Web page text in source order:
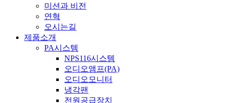
미션과 비전
연혁
오시는길
제품소개
PA시스템
NPS116시스템
오디오앰프(PA)
오디오모니터
냉각팬
전원공급장치